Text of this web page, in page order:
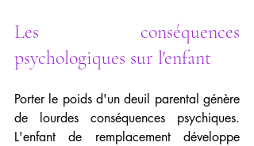
Les conséquences
psychologiques sur l'enfant
Porter le poids d'un deuil parental génère
de lourdes conséquences psychiques.
L'enfant de remplacement développe